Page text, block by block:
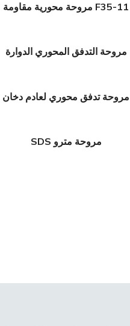
F35-11 مروحة محورية مقاومة
مروحة التدفق المحوري الدوارة
مروحة تدفق محوري لعادم دخان
مروحة مترو SDS